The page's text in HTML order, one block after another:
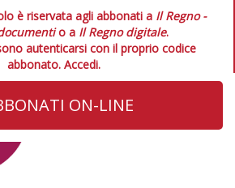
è riservata agli abbonati a Il Regno -
o a Il Regno digitale.
autenticarsi con il proprio codice
abbonato. Accedi.
ON-LINE